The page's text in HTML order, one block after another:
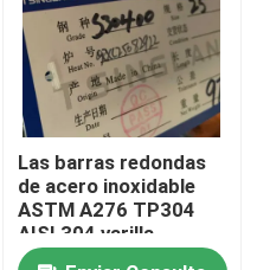
Las barras redondas
de acero inoxidable
ASTM A276 TP304
AISI 304 varilla
brillante 25*6000mm